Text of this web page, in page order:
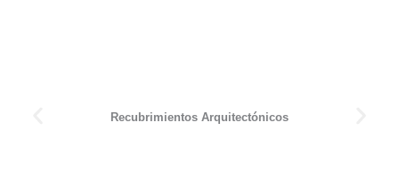
Recubrimientos Arquitectónicos